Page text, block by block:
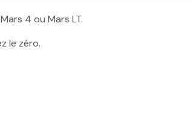
4 ou Mars LT.
le zéro.